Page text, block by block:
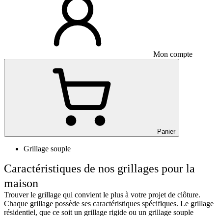
Mon compte
Panier
Grillage souple
Caractéristiques de nos grillages pour la
maison
Trouver le grillage qui convient le plus à votre projet de clôture.
Chaque grillage possède ses caractéristiques spécifiques. Le grillage
résidentiel, que ce soit un grillage rigide ou un grillage souple